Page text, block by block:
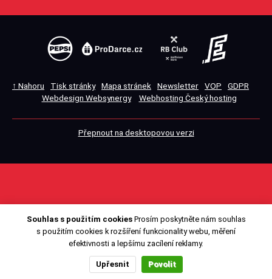
↑ Nahoru Tisk stránky Mapa stránek Newsletter VOP
GDPR
Webdesign Websynergy
Webhosting Český hosting
Přepnout na desktopovou verzi
Souhlas s použitím cookiesProsím poskytněte nám souhlas
s použitím cookies k rozšíření funkcionality webu, měření
efektivnosti a lepšímu zacílení reklamy.
Upřesnit Povolit